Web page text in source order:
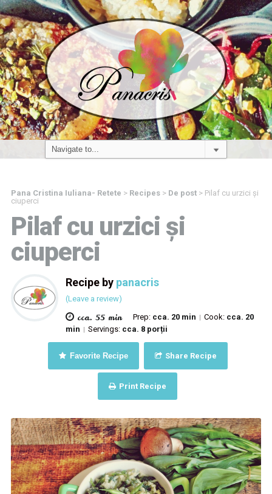
Pana Cristina Iuliana- Retete > Recipes> De post> Pilaf cu urzici și
ciuperci
Pilaf cu urzici și
ciuperci
Recipe by panacris
(Leave a review)
cca. 55 min Prep: cca. 20 min | Cook: cca. 20
min | Servings: cca. 8 porții
Favorite Recipe Share Recipe
Print Recipe